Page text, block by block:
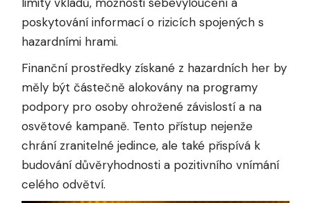
poskytování informací o rizicích spojených s
hazardními hrami.
Finanční prostředky získané z hazardních her by
měly být částečně alokovány na programy
podpory pro osoby ohrožené závislostí a na
osvětové kampaně. Tento přístup nejenže
chrání zranitelné jedince, ale také přispívá k
budování důvěryhodnosti a pozitivního vnímání
celého odvětví.